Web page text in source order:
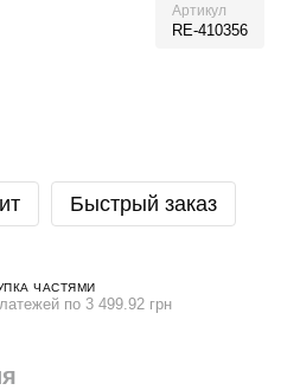
Артикул
RE-410356
Быстрый заказ
ЧАСТЯМИ
по 3 499.92 грн